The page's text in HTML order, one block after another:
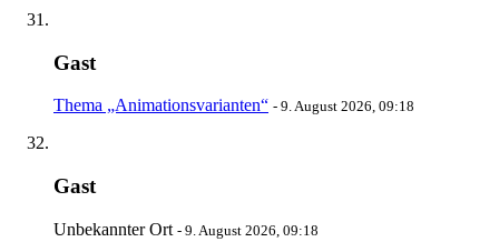
Gast
Thema „Animationsvarianten“ - 9. August 2026, 09:18
Gast
Unbekannter Ort - 9. August 2026, 09:18